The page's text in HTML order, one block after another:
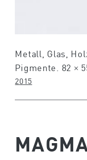
Metall, Glas,
Pigmente. 82 ×
2015